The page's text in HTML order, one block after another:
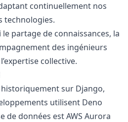
continuellement nos
technologies.
partage de connaissances, la
des ingénieurs
collective.
historiquement sur Django,
utilisent Deno
de données est AWS Aurora